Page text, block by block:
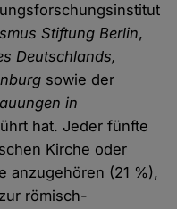
Stiftung Berlin,
Deutschlands,
sowie der
in
hat. Jeder fünfte
Kirche oder
anzugehören (21 %),
römisch-